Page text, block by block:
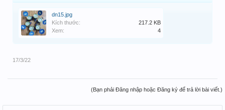
dn15.jpg
Kích thước:
217.2 KB
Xem:
4
17/3/22
(Bạn phải Đăng nhập hoặc Đăng ký để trả lời bài viết.)